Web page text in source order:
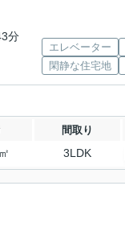
分
エレベーター
閑静な住宅地
間取り
3LDK